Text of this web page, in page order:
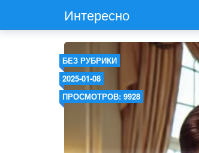
Интересно
БЕЗ РУБРИКИ
2025-01-08
ПРОСМОТРОВ: 9928